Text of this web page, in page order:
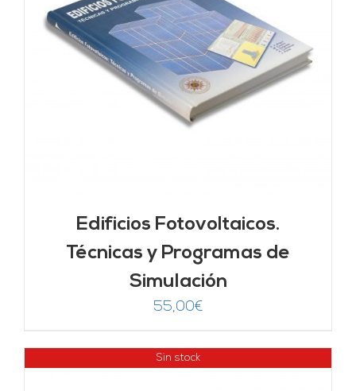
Edificios Fotovoltaicos.
Técnicas y Programas de
Simulación
55,00€
Sin stock